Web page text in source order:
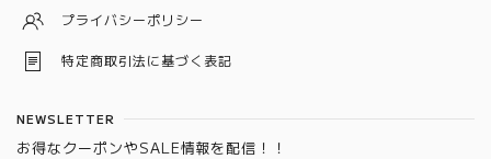
プライバシーポリシー
特定商取引法に基づく表記
NEWSLETTER
お得なクーポンやSALE情報を配信！！